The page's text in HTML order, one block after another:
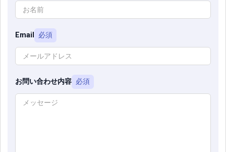
Email 必須
お問い合わせ内容 必須